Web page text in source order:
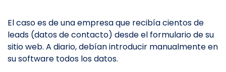
El caso es de una empresa que recibía cientos de
leads (datos de contacto) desde el formulario de su
sitio web. A diario, debían introducir manualmente en
su software todos los datos.